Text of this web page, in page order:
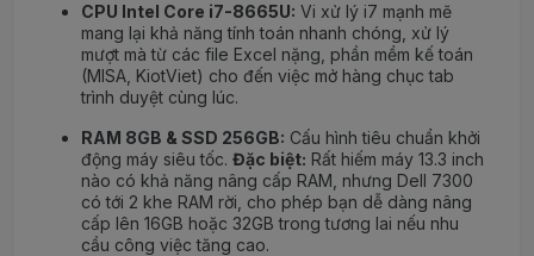
CPU Intel Core i7-8665U: Vi xử lý i7 mạnh mẽ
mang lại khả năng tính toán nhanh chóng, xử lý
mượt mà từ các file Excel nặng, phần mềm kế toán
(MISA, KiotViet) cho đến việc mở hàng chục tab
trình duyệt cùng lúc.
RAM 8GB & SSD 256GB: Cấu hình tiêu chuẩn khởi
động máy siêu tốc. Đặc biệt: Rất hiếm máy 13.3 inch
nào có khả năng nâng cấp RAM, nhưng Dell 7300
có tới 2 khe RAM rời, cho phép bạn dễ dàng nâng
cấp lên 16GB hoặc 32GB trong tương lai nếu nhu
cầu công việc tăng cao.